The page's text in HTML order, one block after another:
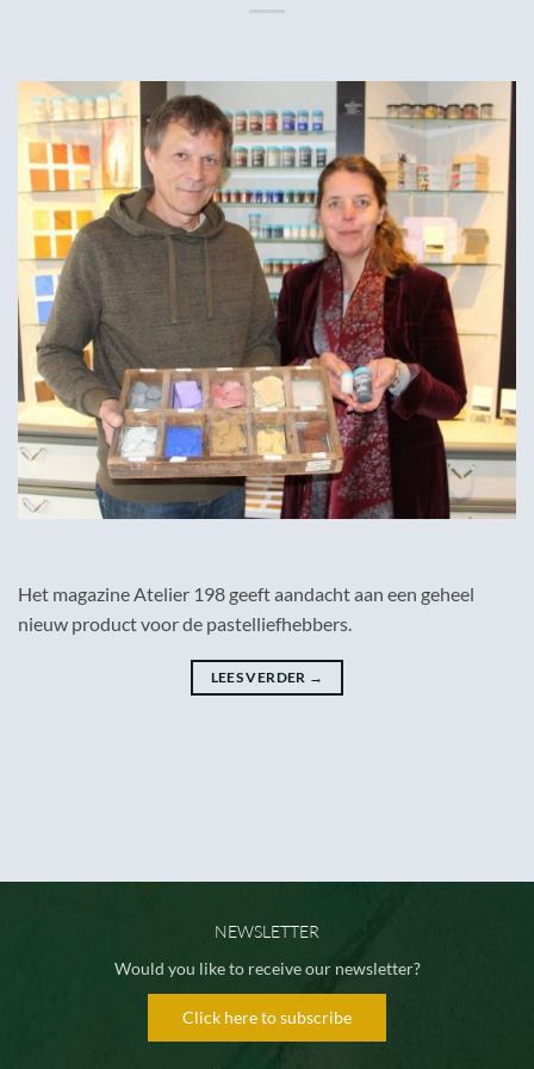
Het magazine Atelier 198 geeft aandacht aan een geheel
nieuw product voor de pastelliefhebbers.
LEES VERDER →
NEWSLETTER
Would you like to receive our newsletter?
Click here to subscribe